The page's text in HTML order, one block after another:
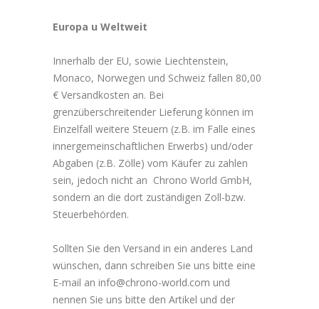
Europa u Weltweit
Innerhalb der EU, sowie Liechtenstein,
Monaco, Norwegen und Schweiz fallen 80,00
€ Versandkosten an. Bei
grenzüberschreitender Lieferung können im
Einzelfall weitere Steuern (z.B. im Falle eines
innergemeinschaftlichen Erwerbs) und/oder
Abgaben (z.B. Zölle) vom Käufer zu zahlen
sein, jedoch nicht an Chrono World GmbH,
sondern an die dort zuständigen Zoll-bzw.
Steuerbehörden.
Sollten Sie den Versand in ein anderes Land
wünschen, dann schreiben Sie uns bitte eine
E-mail an info@chrono-world.com und
nennen Sie uns bitte den Artikel und der